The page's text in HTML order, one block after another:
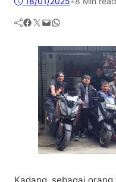
Facebook Twitter Mail WhatsApp
Kаdаng, sebagai